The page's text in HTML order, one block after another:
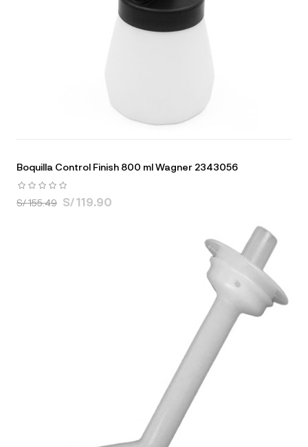
Boquilla Control Finish 800 ml Wagner 2343056
S/ 155.49 S/ 119.90